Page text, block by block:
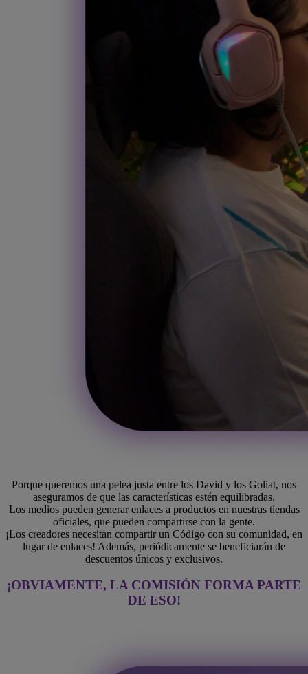
Porque queremos una pelea justa entre los David y los Goliat, nos
aseguramos de que las características estén equilibradas.
Los medios pueden generar enlaces a productos en nuestras tiendas
oficiales, que pueden compartirse con la gente.
¡Los creadores necesitan compartir un Código con su comunidad, en
lugar de enlaces! Además, periódicamente se beneficiarán de
descuentos únicos y exclusivos.
¡OBVIAMENTE, LA COMISIÓN FORMA PARTE
DE ESO!